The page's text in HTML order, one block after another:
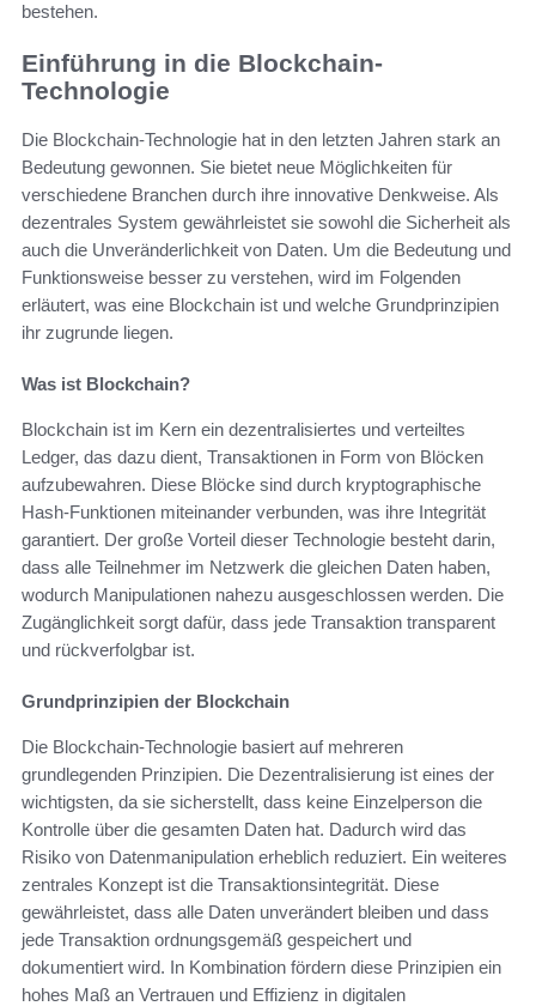
bestehen.
Einführung in die Blockchain-
Technologie
Die Blockchain-Technologie hat in den letzten Jahren stark an
Bedeutung gewonnen. Sie bietet neue Möglichkeiten für
verschiedene Branchen durch ihre innovative Denkweise. Als
dezentrales System gewährleistet sie sowohl die Sicherheit als
auch die Unveränderlichkeit von Daten. Um die Bedeutung und
Funktionsweise besser zu verstehen, wird im Folgenden
erläutert, was eine Blockchain ist und welche Grundprinzipien
ihr zugrunde liegen.
Was ist Blockchain?
Blockchain ist im Kern ein dezentralisiertes und verteiltes
Ledger, das dazu dient, Transaktionen in Form von Blöcken
aufzubewahren. Diese Blöcke sind durch kryptographische
Hash-Funktionen miteinander verbunden, was ihre Integrität
garantiert. Der große Vorteil dieser Technologie besteht darin,
dass alle Teilnehmer im Netzwerk die gleichen Daten haben,
wodurch Manipulationen nahezu ausgeschlossen werden. Die
Zugänglichkeit sorgt dafür, dass jede Transaktion transparent
und rückverfolgbar ist.
Grundprinzipien der Blockchain
Die Blockchain-Technologie basiert auf mehreren
grundlegenden Prinzipien. Die Dezentralisierung ist eines der
wichtigsten, da sie sicherstellt, dass keine Einzelperson die
Kontrolle über die gesamten Daten hat. Dadurch wird das
Risiko von Datenmanipulation erheblich reduziert. Ein weiteres
zentrales Konzept ist die Transaktionsintegrität. Diese
gewährleistet, dass alle Daten unverändert bleiben und dass
jede Transaktion ordnungsgemäß gespeichert und
dokumentiert wird. In Kombination fördern diese Prinzipien ein
hohes Maß an Vertrauen und Effizienz in digitalen